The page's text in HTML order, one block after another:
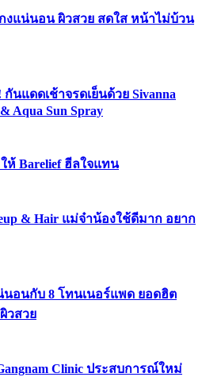
งแน่นอน ผิวสวย สดใส หน้าไม่บ้วน
กันแดดเช้าจรดเย็นด้วย Sivanna
Aqua Sun Spray
ห้ Barelief ฮีลใจแทน
& Hair แม่จ๋าน้องใช้ดีมาก อยาก
นอนกับ 8 โทนเนอร์แพด ยอดฮิต
วสวย
Clinic ประสบการณ์ใหม่